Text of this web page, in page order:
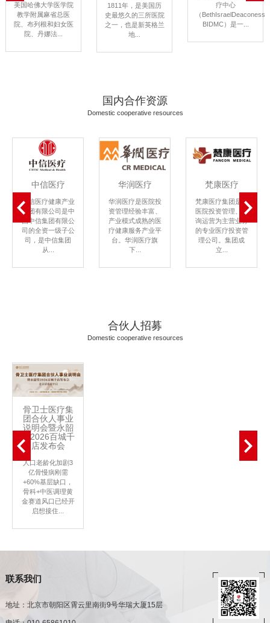
美国哈佛大学医学院
教学附属麻省总医
院、布列根和妇女医
院、丹娜法...
1811年，是美国历
史最悠久的三所医院
之一，也是新英格兰
地...
疗中心
（
BIDMC）是一...
国内合作资源
Domestic cooperative resources
中信医疗
中信医疗健康产业
集团有限公司是中
国中信集团有限公
司的全资一级子公
司，是中信集团
从...
华润医疗
华润医疗是医院投
资管理经验丰富、
产业模式成熟的医
疗健康服务产业平
台。华润医疗旗
下...
梵康医疗
梵康医疗集团是以
医院投资管理、咨
询运营为主营业务
的专业医疗投资管
理公司。集团成
立...
合伙人招募
Domestic cooperative resources
骨卫士医疗集
团合伙人事业
说明会暨永韶
堂2026百城千
店发布会
人口老龄化加剧3
亿骨慢病刚需
+60%基层缺口，
骨科+中医调理黄
金赛道风口已经开
启想接住...
联系我们
地址：北京市朝阳区霄云里南街9号华瑞大厦15层